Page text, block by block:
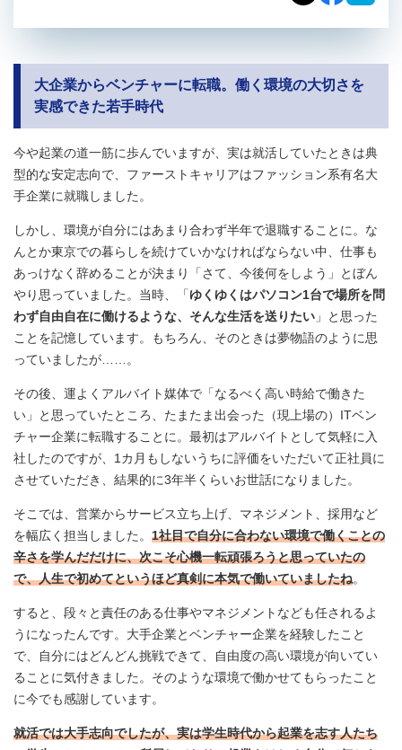
大企業からベンチャーに転職。働く環境の大切さを
実感できた若手時代
今や起業の道一筋に歩んでいますが、実は就活していたときは典
型的な安定志向で、ファーストキャリアはファッション系有名大
手企業に就職しました。
しかし、環境が自分にはあまり合わず半年で退職することに。な
んとか東京での暮らしを続けていかなければならない中、仕事も
あっけなく辞めることが決まり「さて、今後何をしよう」とぼん
やり思っていました。当時、「ゆくゆくはパソコン1台で場所を問
わず自由自在に働けるような、そんな生活を送りたい 」と思った
ことを記憶しています。もちろん、そのときは夢物語のように思
っていましたが……。
その後、運よくアルバイト媒体で「なるべく高い時給で働きた
い」と思っていたところ、たまたま出会った（現上場の）ITベン
チャー企業に転職することに。最初はアルバイトとして気軽に入
社したのですが、1カ月もしないうちに評価をいただいて正社員に
させていただき、結果的に3年半くらいお世話になりました。
そこでは、営業からサービス立ち上げ、マネジメント、採用など
を幅広く担当しました。 1社目で自分に合わない環境で働くことの
辛さを学んだだけに、次こそ心機一転頑張ろうと思っていたの
で、人生で初めてというほど真剣に本気で働いていましたね。
すると、段々と責任のある仕事やマネジメントなども任されるよ
うになったんです。大手企業とベンチャー企業を経験したこと
で、自分にはどんどん挑戦できて、自由度の高い環境が向いてい
ることに気付きました。そのような環境で働かせてもらったこと
に今でも感謝しています。
就活では大手志向でしたが、実は学生時代から起業を志す人たち